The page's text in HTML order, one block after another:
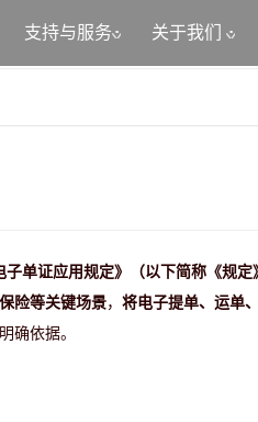
支持与服务 关于我们
单证应用规定》（以下简称《规定
险等关键场景， 将电子提单、运单
确依据。